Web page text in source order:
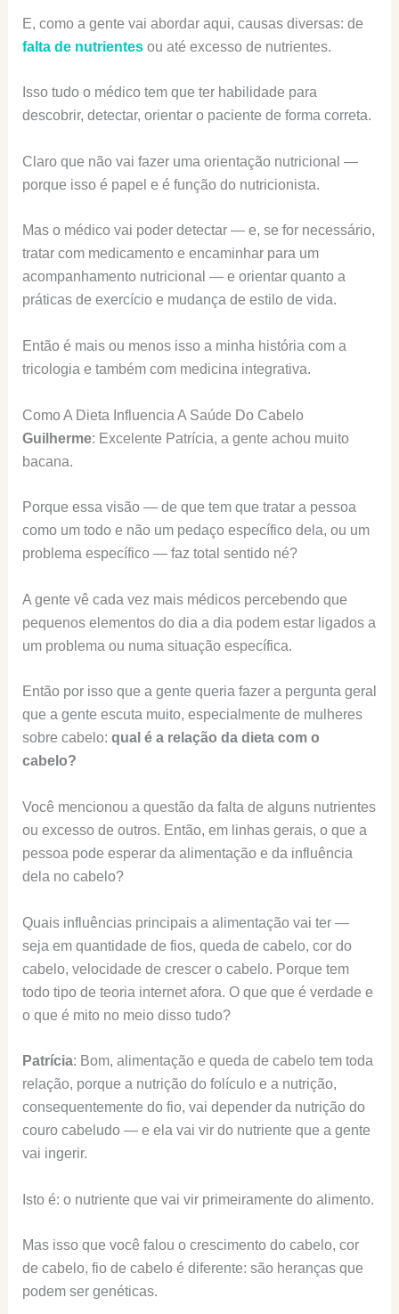
E, como a gente vai abordar aqui, causas diversas: de
falta de nutrientesou até excesso de nutrientes.
Isso tudo o médico tem que ter habilidade para
descobrir, detectar, orientar o paciente de forma correta.
Claro que não vai fazer uma orientação nutricional —
porque isso é papel e é função do nutricionista.
Mas o médico vai poder detectar — e, se for necessário,
tratar com medicamento e encaminhar para um
acompanhamento nutricional — e orientar quanto a
práticas de exercício e mudança de estilo de vida.
Então é mais ou menos isso a minha história com a
tricologia e também com medicina integrativa.
Como A Dieta Influencia A Saúde Do Cabelo
Guilherme: Excelente Patrícia, a gente achou muito
bacana.
Porque essa visão — de que tem que tratar a pessoa
como um todo e não um pedaço específico dela, ou um
problema específico — faz total sentido né?
A gente vê cada vez mais médicos percebendo que
pequenos elementos do dia a dia podem estar ligados a
um problema ou numa situação específica.
Então por isso que a gente queria fazer a pergunta geral
que a gente escuta muito, especialmente de mulheres
sobre cabelo: qual é a relação da dieta com o
cabelo?
Você mencionou a questão da falta de alguns nutrientes
ou excesso de outros. Então, em linhas gerais, o que a
pessoa pode esperar da alimentação e da influência
dela no cabelo?
Quais influências principais a alimentação vai ter —
seja em quantidade de fios, queda de cabelo, cor do
cabelo, velocidade de crescer o cabelo. Porque tem
todo tipo de teoria internet afora. O que que é verdade e
o que é mito no meio disso tudo?
Patrícia: Bom, alimentação e queda de cabelo tem toda
relação, porque a nutrição do folículo e a nutrição,
consequentemente do fio, vai depender da nutrição do
couro cabeludo — e ela vai vir do nutriente que a gente
vai ingerir.
Isto é: o nutriente que vai vir primeiramente do alimento.
Mas isso que você falou o crescimento do cabelo, cor
de cabelo, fio de cabelo é diferente: são heranças que
podem ser genéticas.